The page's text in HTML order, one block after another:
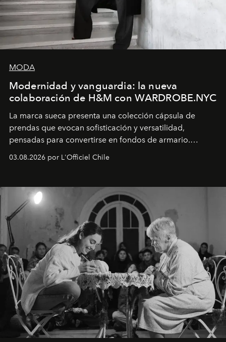
MODA
Modernidad y vanguardia: la nueva
colaboración de H&M con WARDROBE.NYC
La marca sueca presenta una colección cápsula de
prendas que evocan sofisticación y versatilidad,
pensadas para convertirse en fondos de armario.
03.08.2026 por L'Officiel Chile